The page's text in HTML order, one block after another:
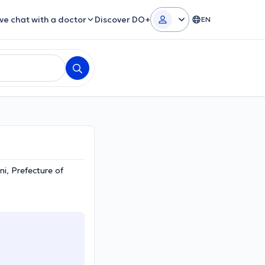
chat with a doctor Discover DO+ EN
Prefecture of